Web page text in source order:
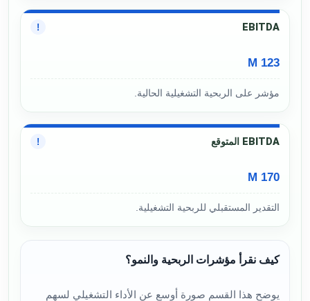
EBITDA
!
123 M
مؤشر على الربحية التشغيلية الحالية.
EBITDA المتوقع !
170 M
التقدير المستقبلي للربحية التشغيلية.
كيف نقرأ مؤشرات الربحية والنمو؟
يوضح هذا القسم صورة أوسع عن الأداء التشغيلي لسهم